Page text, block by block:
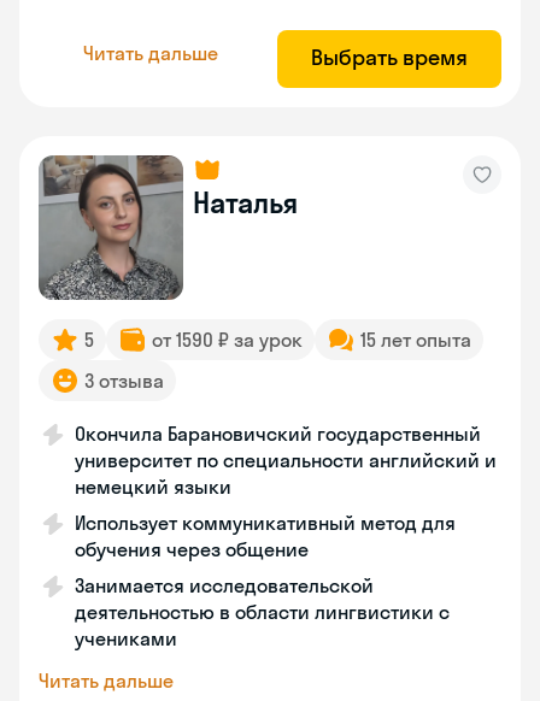
Читать дальше Выбрать время
Наталья
5 от 1590 ₽ за урок
15 лет опыта
3 отзыва
Окончила Барановичский государственный
университет по специальности английский и
немецкий языки
Использует коммуникативный метод для
обучения через общение
Занимается исследовательской
деятельностью в области лингвистики с
учениками
Читать дальше